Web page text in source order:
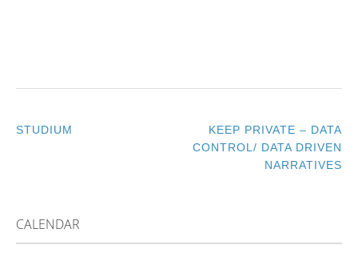
STUDIUM
KEEP PRIVATE – DATA
CONTROL/ DATA DRIVEN
NARRATIVES
CALENDAR